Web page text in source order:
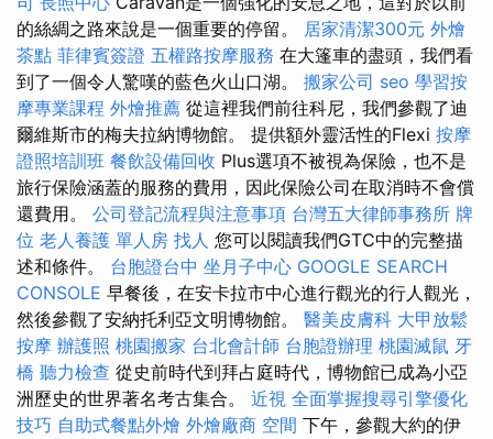
的絲綢之路來說是一個重要的停留。 居家清潔300元 外燴
茶點 菲律賓簽證 五權路按摩服務 在大篷車的盡頭，我們看
到了一個令人驚嘆的藍色火山口湖。 搬家公司 seo 學習按
摩專業課程 外燴推薦 從這裡我們前往科尼，我們參觀了迪
爾維斯市的梅夫拉納博物館。 提供額外靈活性的Flexi 按摩
證照培訓班 餐飲設備回收 Plus選項不被視為保險，也不是
旅行保險涵蓋的服務的費用，因此保險公司在取消時不會償
還費用。 公司登記流程與注意事項 台灣五大律師事務所 牌
位 老人養護 單人房 找人 您可以閱讀我們GTC中的完整描
述和條件。 台胞證台中 坐月子中心 GOOGLE SEARCH
CONSOLE 早餐後，在安卡拉市中心進行觀光的行人觀光，
然後參觀了安納托利亞文明博物館。 醫美皮膚科 大甲放鬆
按摩 辦護照 桃園搬家 台北會計師 台胞證辦理 桃園滅鼠 牙
橋 聽力檢查 從史前時代到拜占庭時代，博物館已成為小亞
洲歷史的世界著名考古集合。 近視 全面掌握搜尋引擎優化
技巧 自助式餐點外燴 外燴廠商 空間 下午，參觀大約的伊